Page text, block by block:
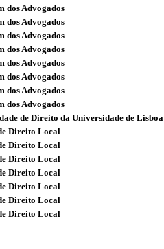
dos Advogados
dos Advogados
dos Advogados
dos Advogados
dos Advogados
dos Advogados
dos Advogados
dos Advogados
de Direito da Universidade de Lisboa
Direito Local
Direito Local
Direito Local
Direito Local
Direito Local
Direito Local
Direito Local